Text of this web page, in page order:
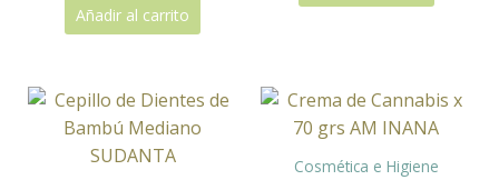
Añadir al carrito
Cosmética e Higiene